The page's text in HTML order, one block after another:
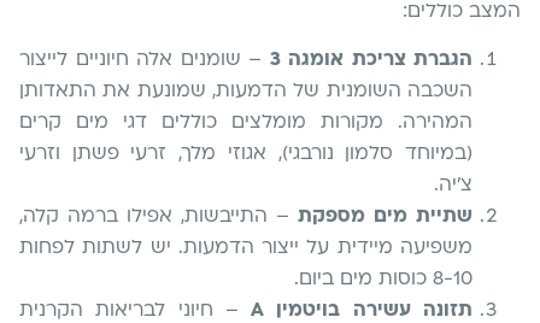
המצב כוללים:
הגברת צריכת אומגה 3
– שומנים אלה חיוניים לייצור
השכבה השומנית של הדמעות, שמונעת את התאדותן
המהירה. מקורות מומלצים כוללים דגי מים קרים
(במיוחד סלמון נורבגי), אגוזי מלך, זרעי פשתן וזרעי
צ'יה.
שתיית מים מספקת – התייבשות, אפילו ברמה קלה,
משפיעה מיידית על ייצור הדמעות. יש לשתות לפחות
8-10 כוסות מים ביום.
תזונה עשירה בויטמין A
– חיוני לבריאות הקרנית